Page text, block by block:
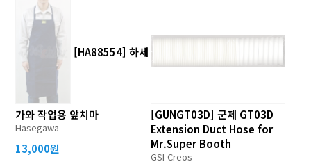
[HA88554] 하세
가와 작업용 앞치마
Hasegawa
13,000원
[GUNGT03D] 군제 GT03D
Extension Duct Hose for
Mr.Super Booth
GSI Creos